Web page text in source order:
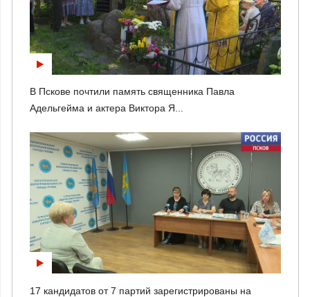
В Пскове почтили память священника Павла
Адельгейма и актера Виктора Я...
17 кандидатов от 7 партий зарегистрированы на